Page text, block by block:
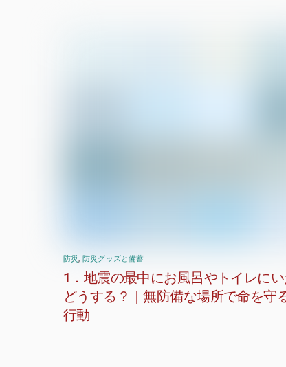
防災, 防災グッズと備蓄
1．地震の最中にお風呂やトイレにい
どうする？｜無防備な場所で命を守
行動